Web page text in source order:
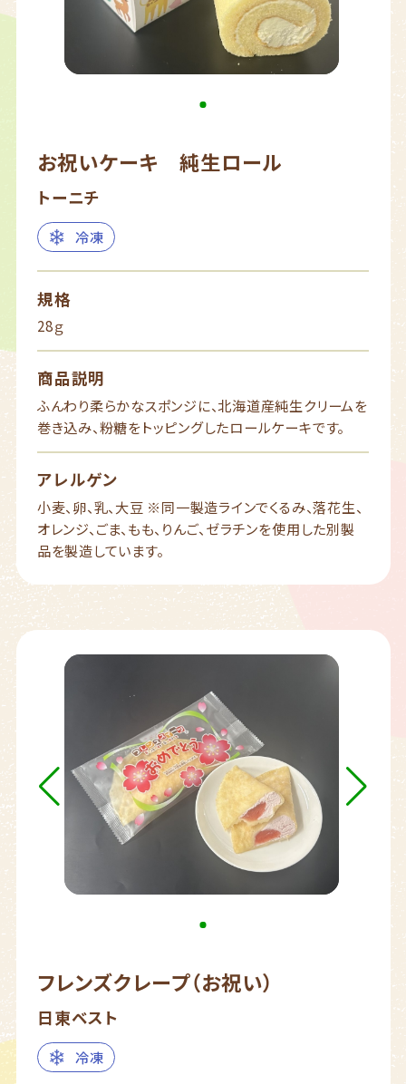
お祝いケーキ 純生ロール
トーニチ
冷凍
規格
28ｇ
商品説明
ふんわり柔らかなスポンジに、北海道産純生クリームを
巻き込み、粉糖をトッピングしたロールケーキです。
アレルゲン
小麦、卵、乳、大豆 ※同一製造ラインでくるみ、落花生、
オレンジ、ごま、もも、りんご、ゼラチンを使用した別製
品を製造しています。
フレンズクレープ（お祝い）
日東ベスト
冷凍